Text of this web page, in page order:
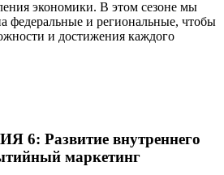
экономики. В этом сезоне мы
федеральные и региональные, чтобы
и достижения каждого
Развитие внутреннего
маркетинг